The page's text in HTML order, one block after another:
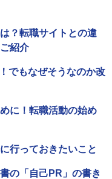
？転職サイトとの違
紹介
でもなぜそうなのか改
に！転職活動の始め
行っておきたいこと
の「自己PR」の書き